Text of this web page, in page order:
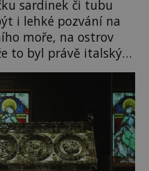
sardinek či tubu
i lehké pozvání na
moře, na ostrov
to byl právě italský
produktům moře
je pro Sardinii
zajímavé? Na